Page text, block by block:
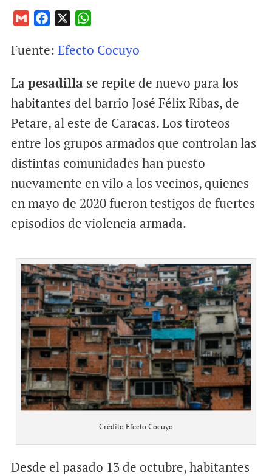
a
l
c
b
k
a
s
A
p
Fuente: Efecto Cocuyo
La pesadillase repite de nuevo para los
habitantes del barrio José Félix Ribas, de
Petare, al este de Caracas. Los tiroteos
entre los grupos armados que controlan las
distintas comunidades han puesto
nuevamente en vilo a los vecinos, quienes
en mayo de 2020 fueron testigos de fuertes
episodios de violencia armada.
Crédito Efecto Cocuyo
Desde el pasado 13 de octubre, habitantes